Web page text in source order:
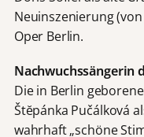
Neuinszenierung
Oper Berlin.
Nachwuchssängerin
Die in Berlin
Štĕpánka Pučálková
wahrhaft „schöne